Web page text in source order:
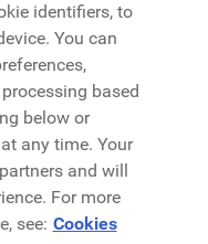
identifiers, to
You can
based
below or
any time. Your
and will
For more
see: Cookies